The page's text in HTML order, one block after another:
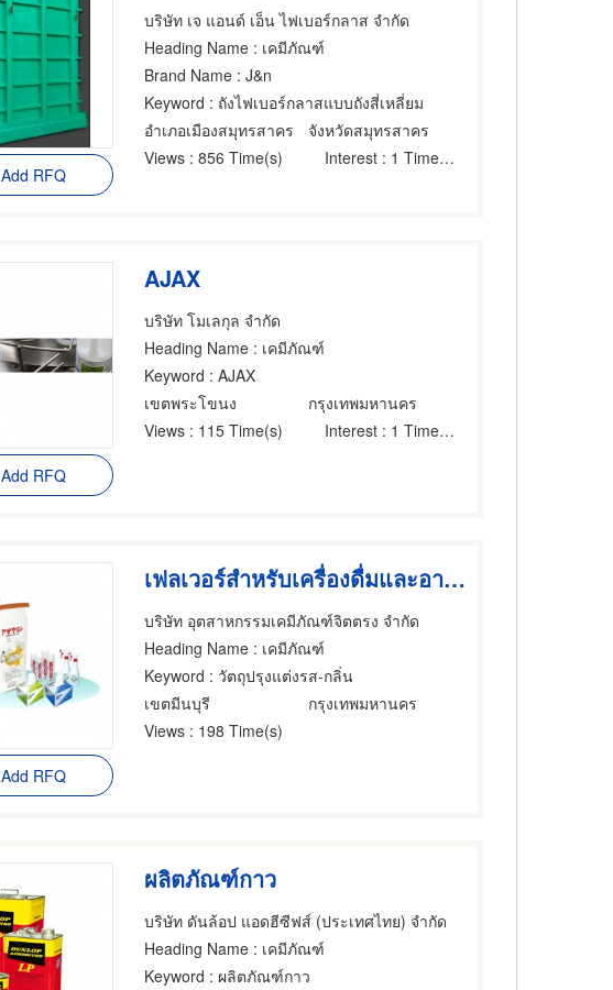
Add RFQ
บริษัท เจ แอนด์ เอ็น ไฟเบอร์กลาส จำกัด
Heading Name : เคมีภัณฑ์
Brand Name : J&n
Keyword : ถังไฟเบอร์กลาสแบบถังสี่เหลี่ยม
อำเภอเมืองสมุทรสาคร
จังหวัดสมุทรสาคร
Views : 856 Time(s) Interest : 1 Time(s)
Add RFQ
AJAX
บริษัท โมเลกุล จำกัด
Heading Name : เคมีภัณฑ์
Keyword : AJAX
เขตพระโขนง
กรุงเทพมหานคร
Views : 115 Time(s) Interest : 1 Time(s)
Add RFQ
เฟลเวอร์สำหรับเครื่องดื่มและอาหาร
บริษัท อุตสาหกรรมเคมีภัณฑ์จิตตรง จำกัด
Heading Name : เคมีภัณฑ์
Keyword : วัตถุปรุงแต่งรส-กลิ่น
เขตมีนบุรี
กรุงเทพมหานคร
Views : 198 Time(s)
ผลิตภัณฑ์กาว
บริษัท ดันล้อป แอดฮีซีฟส์ (ประเทศไทย) จำกัด
Heading Name : เคมีภัณฑ์
Keyword : ผลิตภัณฑ์กาว